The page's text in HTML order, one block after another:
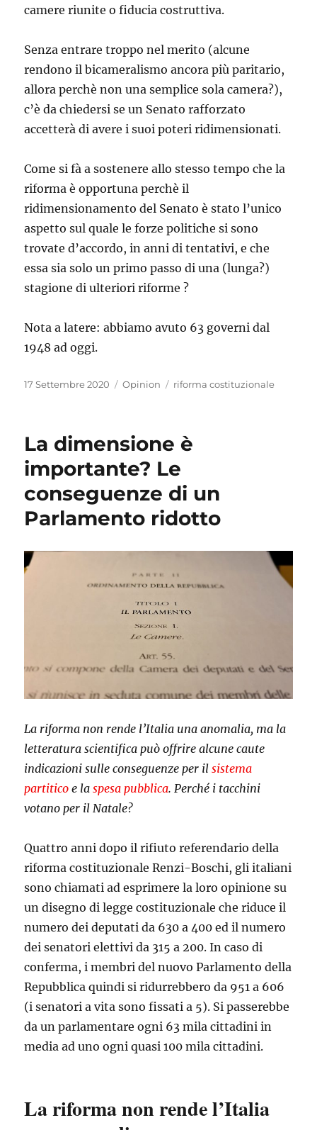
camere riunite o fiducia costruttiva.
Senza entrare troppo nel merito (alcune
rendono il bicameralismo ancora più paritario,
allora perchè non una semplice sola camera?),
c’è da chiedersi se un Senato rafforzato
accetterà di avere i suoi poteri ridimensionati.
Come si fà a sostenere allo stesso tempo che la
riforma è opportuna perchè il
ridimensionamento del Senato è stato l’unico
aspetto sul quale le forze politiche si sono
trovate d’accordo, in anni di tentativi, e che
essa sia solo un primo passo di una (lunga?)
stagione di ulteriori riforme ?
Nota a latere: abbiamo avuto 63 governi dal
1948 ad oggi.
Pubblicato
17 Settembre 2020 Categorie
Opinion Tag
riforma costituzionale
La dimensione è
importante? Le
conseguenze di un
Parlamento ridotto
La riforma non rende l’Italia una anomalia, ma la
letteratura scientifica può offrire alcune caute
indicazioni sulle conseguenze per ilsistema
partitico e laspesa pubblica. Perché i tacchini
votano per il Natale?
Quattro anni dopo il rifiuto referendario della
riforma costituzionale Renzi-Boschi, gli italiani
sono chiamati ad esprimere la loro opinione su
un disegno di legge costituzionale che riduce il
numero dei deputati da 630 a 400 ed il numero
dei senatori elettivi da 315 a 200. In caso di
conferma, i membri del nuovo Parlamento della
Repubblica quindi si ridurrebbero da 951 a 606
(i senatori a vita sono fissati a 5). Si passerebbe
da un parlamentare ogni 63 mila cittadini in
media ad uno ogni quasi 100 mila cittadini.
La riforma non rende l’Italia